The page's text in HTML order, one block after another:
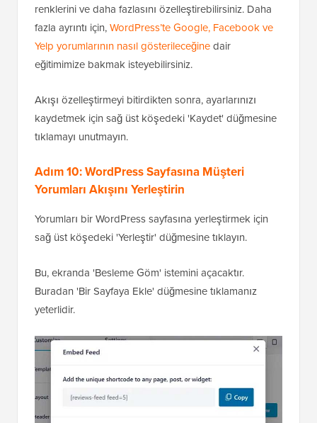
renklerini ve daha fazlasını özelleştirebilirsiniz. Daha
fazla ayrıntı için,WordPress’te Google, Facebook ve
Yelp yorumlarının nasıl gösterileceğinedair
eğitimimize bakmak isteyebilirsiniz.
Akışı özelleştirmeyi bitirdikten sonra, ayarlarınızı
kaydetmek için sağ üst köşedeki 'Kaydet' düğmesine
tıklamayı unutmayın.
Adım 10: WordPress Sayfasına Müşteri
Yorumları Akışını Yerleştirin
Yorumları bir WordPress sayfasına yerleştirmek için
sağ üst köşedeki 'Yerleştir' düğmesine tıklayın.
Bu, ekranda 'Besleme Göm' istemini açacaktır.
Buradan 'Bir Sayfaya Ekle' düğmesine tıklamanız
yeterlidir.